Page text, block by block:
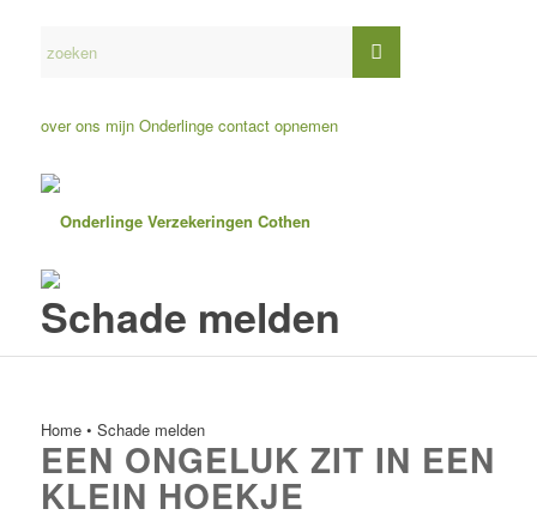
over ons mijn Onderlinge contact opnemen
Schade melden
Home• Schade melden
EEN ONGELUK ZIT IN EEN
KLEIN HOEKJE